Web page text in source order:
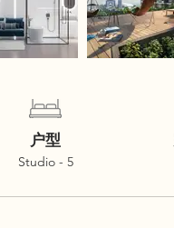
户型
Studio - 5